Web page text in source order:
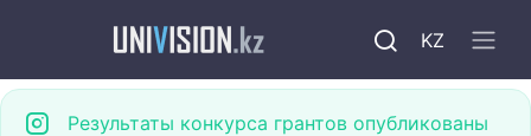
KZ
Результаты конкурса грантов опубликованы